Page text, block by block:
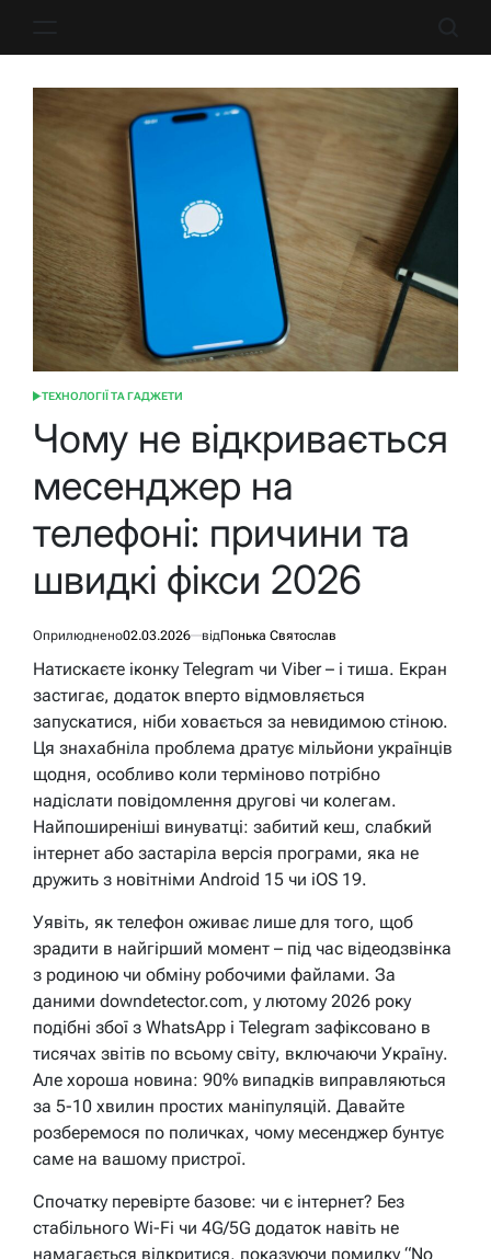
ОПУБЛІКУВАТИ
ТЕХНОЛОГІЇ ТА ГАДЖЕТИ
Чому не відкривається
месенджер на
телефоні: причини та
швидкі фікси 2026
Оприлюднено02.03.2026 відПонька Святослав
Натискаєте іконку Telegram чи Viber – і тиша. Екран
застигає, додаток вперто відмовляється
запускатися, ніби ховається за невидимою стіною.
Ця знахабніла проблема дратує мільйони українців
щодня, особливо коли терміново потрібно
надіслати повідомлення другові чи колегам.
Найпоширеніші винуватці: забитий кеш, слабкий
інтернет або застаріла версія програми, яка не
дружить з новітніми Android 15 чи iOS 19.
Уявіть, як телефон оживає лише для того, щоб
зрадити в найгірший момент – під час відеодзвінка
з родиною чи обміну робочими файлами. За
даними downdetector.com, у лютому 2026 року
подібні збої з WhatsApp і Telegram зафіксовано в
тисячах звітів по всьому світу, включаючи Україну.
Але хороша новина: 90% випадків виправляються
за 5-10 хвилин простих маніпуляцій. Давайте
розберемося по поличках, чому месенджер бунтує
саме на вашому пристрої.
Спочатку перевірте базове: чи є інтернет? Без
стабільного Wi-Fi чи 4G/5G додаток навіть не
намагається відкритися, показуючи помилку “No